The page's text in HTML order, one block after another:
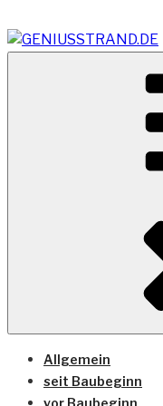
Inhalt
springen
Vom Geniusstrand
Terminal
Allgemein
seit Baubeginn
vor Baubeginn